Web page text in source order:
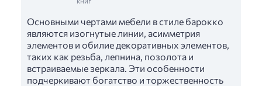
Основными чертами мебели в стиле барокко
являются изогнутые линии, асимметрия
элементов и обилие декоративных элементов,
таких как резьба, лепнина, позолота и
встраиваемые зеркала. Эти особенности
подчеркивают богатство и торжественность